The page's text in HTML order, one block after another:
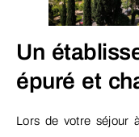
Un
épuré et
Lors de votre séjour